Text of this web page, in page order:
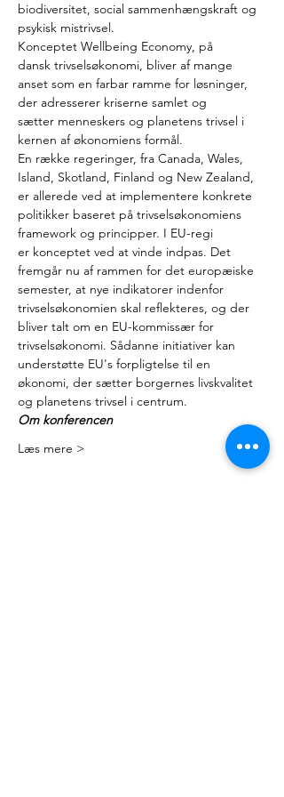
biodiversitet, social sammenhængskraft og
psykisk mistrivsel. ​
Konceptet Wellbeing Economy, på
dansk trivselsøkonomi, bliver af mange
anset som en farbar ramme for løsninger,
der adresserer kriserne samlet og
sætter menneskers og planetens trivsel i
kernen af økonomiens formål. ​
En række regeringer, fra Canada, Wales,
Island, Skotland, Finland og New Zealand,
er allerede ved at implementere konkrete
politikker baseret på trivselsøkonomiens
framework og principper. I EU-regi
er konceptet ved at vinde indpas. Det
fremgår nu af rammen for det europæiske
semester, at nye indikatorer indenfor
trivselsøkonomien skal reflekteres, og der
bliver talt om en EU-kommissær for
trivselsøkonomi. Sådanne initiativer kan
understøtte EU's forpligtelse til en
økonomi, der sætter borgernes livskvalitet
og planetens trivsel i centrum.​
Om konferencen
Læs mere >